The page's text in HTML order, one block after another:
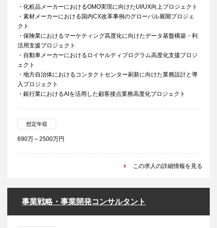
・化粧品メーカーにおけるOMO実現に向けたUI/UX向上プロジェクト
・素材メーカーにおける国内CX改革事例のグローバル展開プロジェ
クト
・保険業におけるマーケティング高度化に向けたデータ基盤構築・利
活用支援プロジェクト
・自動車メーカーにおけるロイヤルティプログラム高度化支援プロジ
ェクト
・地方自治体におけるコンタクトセンター刷新に向けた業務設計と導
入プロジェクト
・銀行業におけるAIを活用した顧客接点業務高度化プロジェクト
想定年収
690万～2500万円
この求人の詳細情報を見る
事業戦略・事業開発コンサルタント